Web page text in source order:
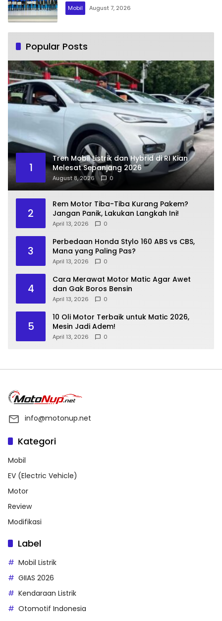
Mobil August 7, 2026
Popular Posts
1
Tren Mobil Listrik dan Hybrid di RI Kian
Melesat Sepanjang 2026
August 8, 2026 0
2
Rem Motor Tiba-Tiba Kurang Pakem?
Jangan Panik, Lakukan Langkah Ini!
April 13, 2026 0
3
Perbedaan Honda Stylo 160 ABS vs CBS,
Mana yang Paling Pas?
April 13, 2026 0
4
Cara Merawat Motor Matic Agar Awet
dan Gak Boros Bensin
April 13, 2026 0
5
10 Oli Motor Terbaik untuk Matic 2026,
Mesin Jadi Adem!
April 13, 2026 0
info@motonup.net
Kategori
Mobil
EV (Electric Vehicle)
Motor
Review
Modifikasi
Label
Mobil Listrik
GIIAS 2026
Kendaraan Listrik
Otomotif Indonesia